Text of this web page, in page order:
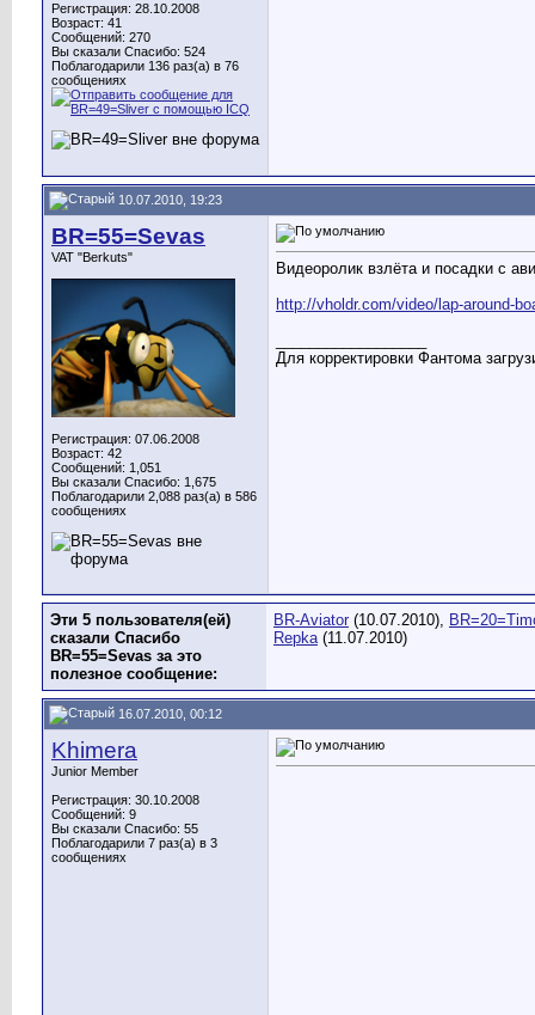
Регистрация: 28.10.2008
Возраст: 41
Сообщений: 270
Вы сказали Спасибо: 524
Поблагодарили 136 раз(а) в 76
сообщениях
10.07.2010, 19:23
BR=55=Sevas
VAT "Berkuts"
Регистрация: 07.06.2008
Возраст: 42
Сообщений: 1,051
Вы сказали Спасибо: 1,675
Поблагодарили 2,088 раз(а) в 586
сообщениях
Видеоролик взлёта и посадки с
http://vholdr.com/video/lap-around-
Для корректировки Фантома
Эти 5 пользователя(ей)
сказали Спасибо
BR=55=Sevas за это
полезное сообщение:
BR-Aviator (10.07.2010),
Repka(11.07.2010)
16.07.2010, 00:12
Khimera
Junior Member
Регистрация: 30.10.2008
Сообщений: 9
Вы сказали Спасибо: 55
Поблагодарили 7 раз(а) в 3
сообщениях